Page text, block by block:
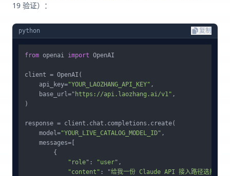
19 验证）：
python 复制
from openai import OpenAI
client = OpenAI(
    api_key=
"YOUR_LAOZHANG_API_KEY" ,
    base_url=
"https://api.laozhang.ai/v1" ,
)
response = client.chat.completions.create(
    model=
"YOUR_LIVE_CATALOG_MODEL_ID" ,
    messages=[
        {
"role" : "user" ,
"content" :
"给我一份 Claude API 接入路径选择建议